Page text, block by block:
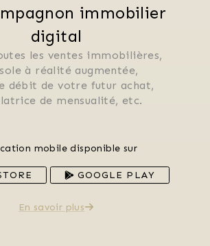
immobilier
digital
les ventes immobilières,
à réalité augmentée,
débit de votre futur achat,
de mensualité, etc.
mobile disponible sur
GOOGLE PLAY
En savoir plus